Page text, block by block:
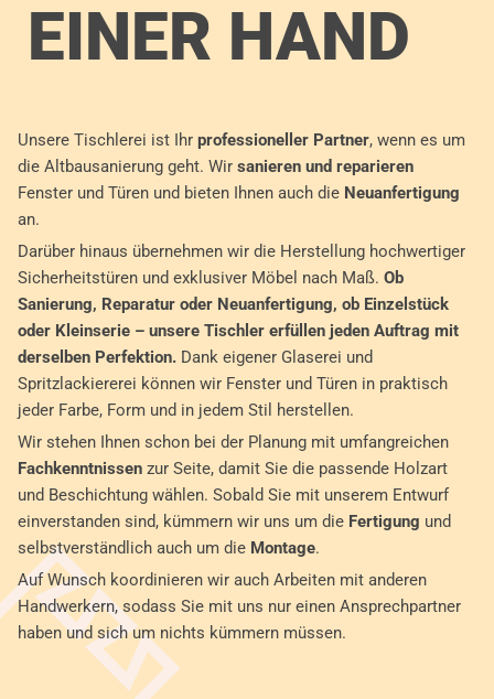
EINER HAND
Unsere Tischlerei ist Ihr professioneller Partner, wenn es um
die Altbausanierung geht. Wir sanieren und reparieren
Fenster und Türen und bieten Ihnen auch die Neuanfertigung
an.
Darüber hinaus übernehmen wir die Herstellung hochwertiger
Sicherheitstüren und exklusiver Möbel nach Maß. Ob
Sanierung, Reparatur oder Neuanfertigung, ob Einzelstück
oder Kleinserie – unsere Tischler erfüllen jeden Auftrag mit
derselben Perfektion. Dank eigener Glaserei und
Spritzlackiererei können wir Fenster und Türen in praktisch
jeder Farbe, Form und in jedem Stil herstellen.
Wir stehen Ihnen schon bei der Planung mit umfangreichen
Fachkenntnissen zur Seite, damit Sie die passende Holzart
und Beschichtung wählen. Sobald Sie mit unserem Entwurf
einverstanden sind, kümmern wir uns um die Fertigung und
selbstverständlich auch um die Montage.
Auf Wunsch koordinieren wir auch Arbeiten mit anderen
Handwerkern, sodass Sie mit uns nur einen Ansprechpartner
haben und sich um nichts kümmern müssen.